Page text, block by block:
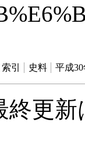
引 史料 平成
更新